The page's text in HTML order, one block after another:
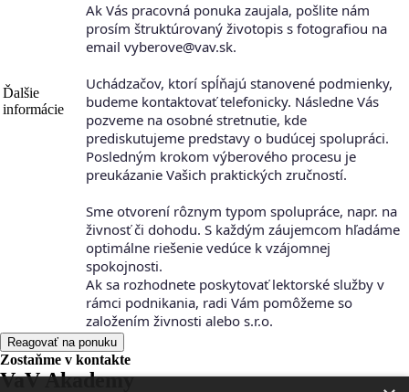
Ďalšie
informácie
Ak Vás pracovná ponuka zaujala, pošlite nám
prosím štruktúrovaný životopis s fotografiou na
email vyberove@vav.sk.
Uchádzačov, ktorí spĺňajú stanovené podmienky,
budeme kontaktovať telefonicky. Následne Vás
pozveme na osobné stretnutie, kde
prediskutujeme predstavy o budúcej spolupráci.
Posledným krokom výberového procesu je
preukázanie Vašich praktických zručností.
Sme otvorení rôznym typom spolupráce, napr. na
živnosť či dohodu. S každým záujemcom hľadáme
optimálne riešenie vedúce k vzájomnej
spokojnosti.
Ak sa rozhodnete poskytovať lektorské služby v
rámci podnikania, radi Vám pomôžeme so
založením živnosti alebo s.r.o.
Reagovať na ponuku
Zostaňme v kontakte
VaV Akademy